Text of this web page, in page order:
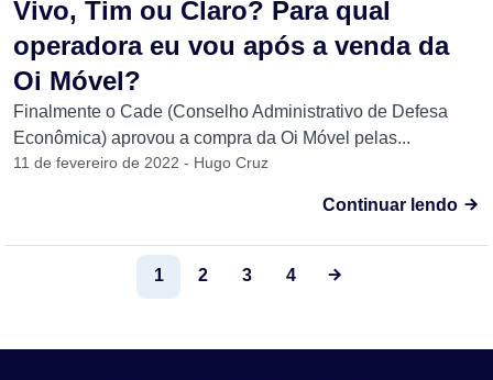
Vivo, Tim ou Claro? Para qual
operadora eu vou após a venda da
Oi Móvel?
Finalmente o Cade (Conselho Administrativo de Defesa
Econômica) aprovou a compra da Oi Móvel pelas...
11 de fevereiro de 2022 - Hugo Cruz
Continuar lendo
1 2 3 4